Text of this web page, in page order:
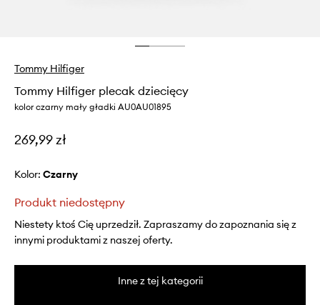
Tommy Hilfiger
Tommy Hilfiger plecak dziecięcy
kolor czarny mały gładki AU0AU01895
269,99 zł
Kolor: czarny
Produkt niedostępny
Niestety ktoś Cię uprzedził. Zapraszamy do zapoznania się z
innymi produktami z naszej oferty.
Inne z tej kategorii